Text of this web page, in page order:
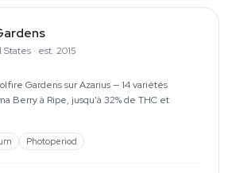
States · est. 2015
Gardens sur Azarius — 14 variétés
Berry à Ripe, jusqu'à 32% de THC et
Photoperiod